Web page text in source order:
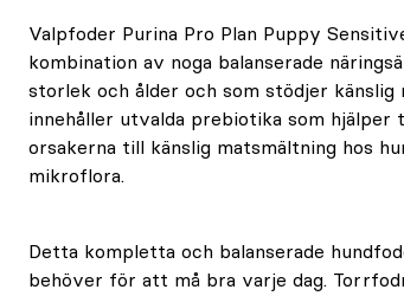
Valpfoder Purina Pro Plan Puppy
kombination av noga balanserade
storlek och ålder och som stödjer känslig
innehåller utvalda prebiotika som
orsakerna till känslig matsmältning hos
mikroflora.
Detta kompletta och balanserade
behöver för att må bra varje dag.